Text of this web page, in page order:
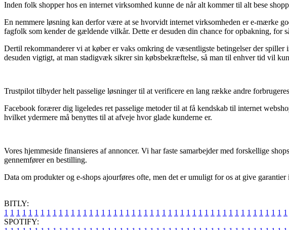
Inden folk shopper hos en internet virksomhed kunne de når alt kommer til alt bese
En nemmere løsning kan derfor være at se hvorvidt internet virksomheden er e-mærke
fagfolk som kender de gældende vilkår. Dette er desuden din chance for opbakning, for
Dertil rekommanderer vi at køber er vaks omkring de væsentligste betingelser der
desuden vigtigt, at man stadigvæk sikrer sin købsbekræftelse, så man til enhver tid vil
Trustpilot tilbyder helt passelige løsninger til at verificere en lang række andre
Facebook forærer dig ligeledes ret passelige metoder til at få kendskab til internet
hvilket ydermere må benyttes til at afveje hvor glade kunderne er.
Vores hjemmeside finansieres af annoncer. Vi har faste samarbejder med forskellige
gennemfører en bestilling.
Data om produkter og e-shops ajourføres ofte, men det er umuligt for os at give
BITLY:
1 1 1 1 1 1 1 1 1 1 1 1 1 1 1 1 1 1 1 1 1 1 1 1 1 1 1 1 1 1 1 1 1 1 1 1 1 1 1 1 1 1 1 1 1 1 1
SPOTIFY: